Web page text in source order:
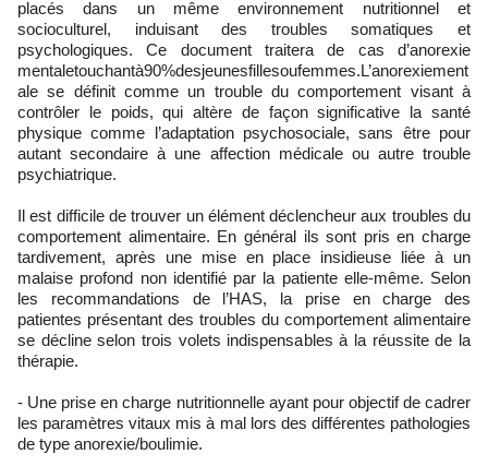
placés dans un même environnement nutritionnel et
socioculturel, induisant des troubles somatiques et
psychologiques. Ce document traitera de cas d’anorexie
mentaletouchantà90%desjeunesfillesoufemmes.L’anorexiement
ale se définit comme un trouble du comportement visant à
contrôler le poids, qui altère de façon significative la santé
physique comme l’adaptation psychosociale, sans être pour
autant secondaire à une affection médicale ou autre trouble
psychiatrique.
Il est difficile de trouver un élément déclencheur aux troubles du
comportement alimentaire. En général ils sont pris en charge
tardivement, après une mise en place insidieuse liée à un
malaise profond non identifié par la patiente elle-même. Selon
les recommandations de l’HAS, la prise en charge des
patientes présentant des troubles du comportement alimentaire
se décline selon trois volets indispensables à la réussite de la
thérapie.
- Une prise en charge nutritionnelle ayant pour objectif de cadrer
les paramètres vitaux mis à mal lors des différentes pathologies
de type anorexie/boulimie.